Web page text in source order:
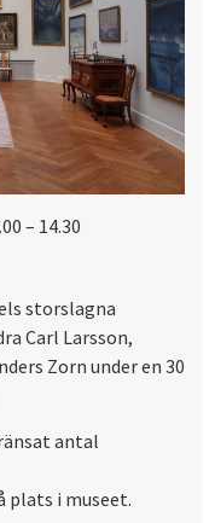
– 14.30
storslagna
Carl Larsson,
Zorn under en 30
antal
plats i museet.